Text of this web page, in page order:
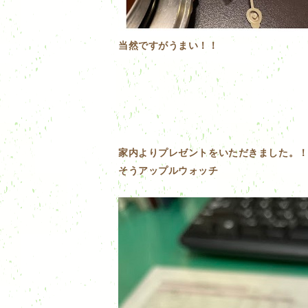
当然ですがうまい！！
家内よりプレゼントをいただきました。
そうアップルウォッチ